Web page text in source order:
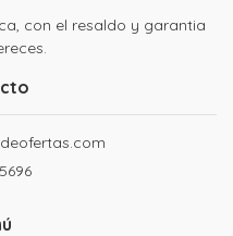
con el resaldo y garantia